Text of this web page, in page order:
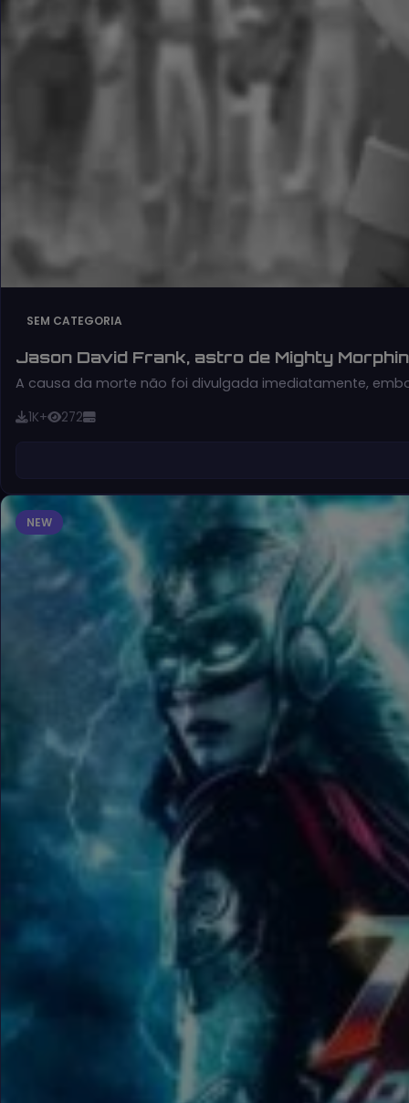
SEM CATEGORIA
Jason David Frank, astro de Mighty
A causa da morte não foi divulgada imediatamente,
1K+ 272
NEW